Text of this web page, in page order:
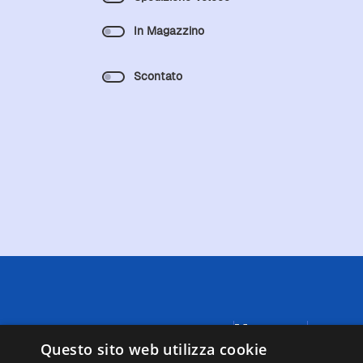
In Magazzino
Scontato
Menu
Negozi
A causa
Questo sito web utilizza cookie